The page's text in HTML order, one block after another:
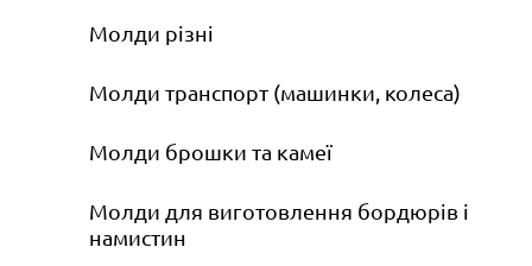
Молди різні
Молди транспорт (машинки, колеса)
Молди брошки та камеї
Молди для виготовлення бордюрів і
намистин